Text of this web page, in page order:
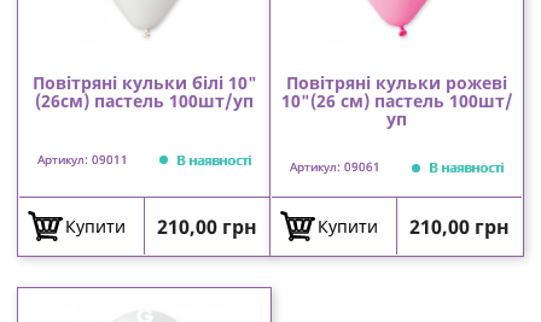
Повітряні кульки білі 10"
(26см) пастель 100шт/уп
Артикул: 09011 В наявності
Купити Ціна
210,00 грн
Повітряні кульки рожеві
10"(26 см) пастель 100шт/
уп
Артикул: 09061 В наявності
Купити Ціна
210,00 грн